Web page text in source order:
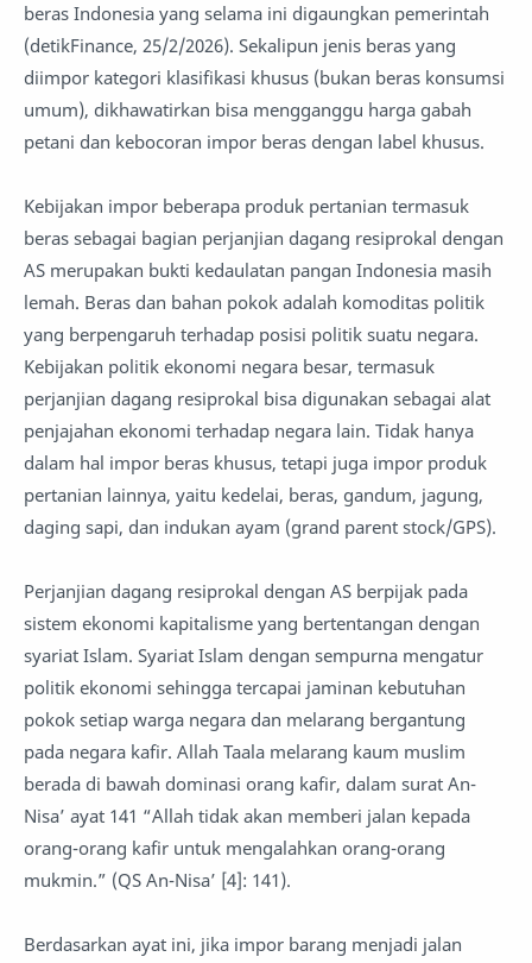
beras Indonesia yang selama ini digaungkan pemerintah
(detikFinance, 25/2/2026). Sekalipun jenis beras yang
diimpor kategori klasifikasi khusus (bukan beras konsumsi
umum), dikhawatirkan bisa mengganggu harga gabah
petani dan kebocoran impor beras dengan label khusus.
Kebijakan impor beberapa produk pertanian termasuk
beras sebagai bagian perjanjian dagang resiprokal dengan
AS merupakan bukti kedaulatan pangan Indonesia masih
lemah. Beras dan bahan pokok adalah komoditas politik
yang berpengaruh terhadap posisi politik suatu negara.
Kebijakan politik ekonomi negara besar, termasuk
perjanjian dagang resiprokal bisa digunakan sebagai alat
penjajahan ekonomi terhadap negara lain. Tidak hanya
dalam hal impor beras khusus, tetapi juga impor produk
pertanian lainnya, yaitu kedelai, beras, gandum, jagung,
daging sapi, dan indukan ayam (grand parent stock/GPS).
Perjanjian dagang resiprokal dengan AS berpijak pada
sistem ekonomi kapitalisme yang bertentangan dengan
syariat Islam. Syariat Islam dengan sempurna mengatur
politik ekonomi sehingga tercapai jaminan kebutuhan
pokok setiap warga negara dan melarang bergantung
pada negara kafir. Allah Taala melarang kaum muslim
berada di bawah dominasi orang kafir, dalam surat An-
Nisa’ ayat 141 “Allah tidak akan memberi jalan kepada
orang-orang kafir untuk mengalahkan orang-orang
mukmin.” (QS An-Nisa’ [4]: 141).
Berdasarkan ayat ini, jika impor barang menjadi jalan